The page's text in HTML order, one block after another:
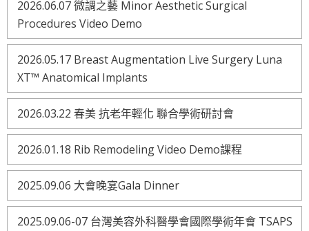
2026.06.07 微調之藝 Minor Aesthetic Surgical
Procedures Video Demo
2026.05.17 Breast Augmentation Live Surgery Luna
XT™ Anatomical Implants
2026.03.22 春美 抗老年輕化 聯合學術研討會
2026.01.18 Rib Remodeling Video Demo課程
2025.09.06 大會晚宴Gala Dinner
2025.09.06-07 台灣美容外科醫學會國際學術年會 TSAPS